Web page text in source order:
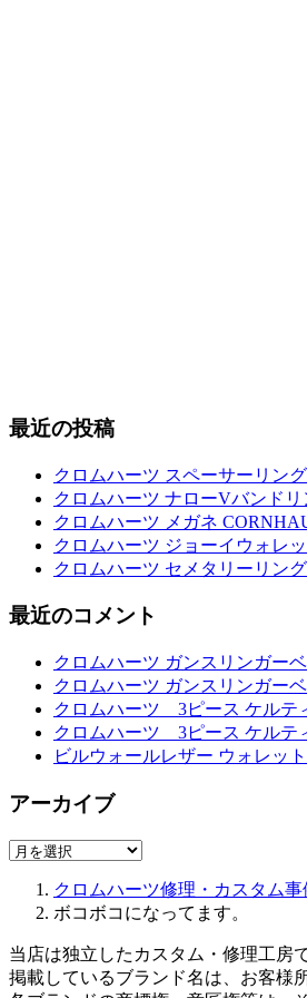
最近の投稿
クロムハーツ スペーサーリン
クロムハーツ ナローVバンド
クロムハーツ メガネ
クロムハーツ ジョーイウォレ
クロムハーツ セメタリーリン
最近のコメント
クロムハーツ ガンスリンガー
クロムハーツ ガンスリンガー
クロムハーツ 3ピース ケルテ
クロムハーツ 3ピース ケルテ
ビルウォールレザー ウォレッ
アーカイブ
ア
ブ
クロムハーツ修理・カスタム
ボコボコになってます。
当店は独立したカスタム・修理工房
掲載しているブランド名は、お客様